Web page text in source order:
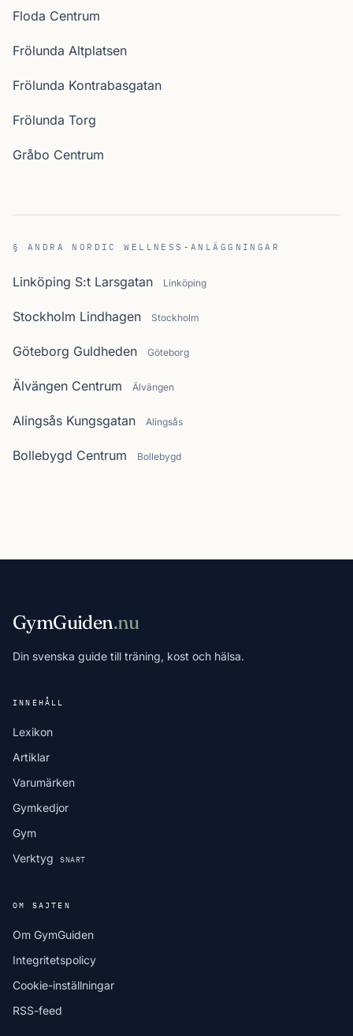
Floda Centrum
Frölunda Altplatsen
Frölunda Kontrabasgatan
Frölunda Torg
Gråbo Centrum
§ ANDRA NORDIC WELLNESS-ANLÄGGNINGAR
Linköping S:t Larsgatan Linköping
Stockholm Lindhagen Stockholm
Göteborg Guldheden Göteborg
Älvängen Centrum Älvängen
Alingsås Kungsgatan Alingsås
Bollebygd Centrum Bollebygd
GymGuiden.nu
Din svenska guide till träning, kost och hälsa.
INNEHÅLL
Lexikon
Artiklar
Varumärken
Gymkedjor
Gym
Verktyg
SNART
OM SAJTEN
Om GymGuiden
Integritetspolicy
Cookie-inställningar
RSS-feed